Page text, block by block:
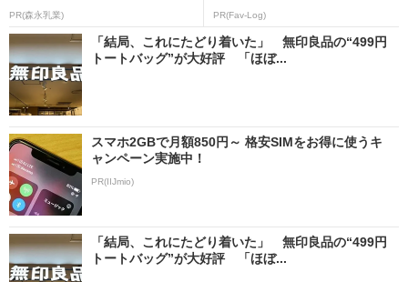
PR(森永乳業) PR(Fav-Log)
「結局、これにたどり着いた」 無印良品の“499円
トートバッグ”が大好評 「ほぼ...
スマホ2GBで月額850円～ 格安SIMをお得に使うキ
ャンペーン実施中！
PR(IIJmio)
「結局、これにたどり着いた」 無印良品の“499円
トートバッグ”が大好評 「ほぼ...